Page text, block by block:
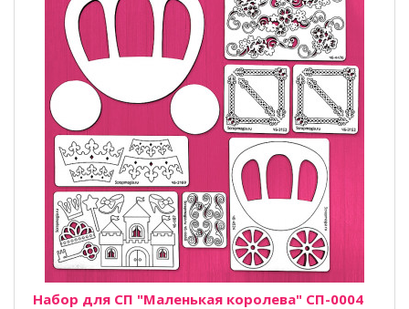
Набор для СП "Маленькая королева" СП-0004